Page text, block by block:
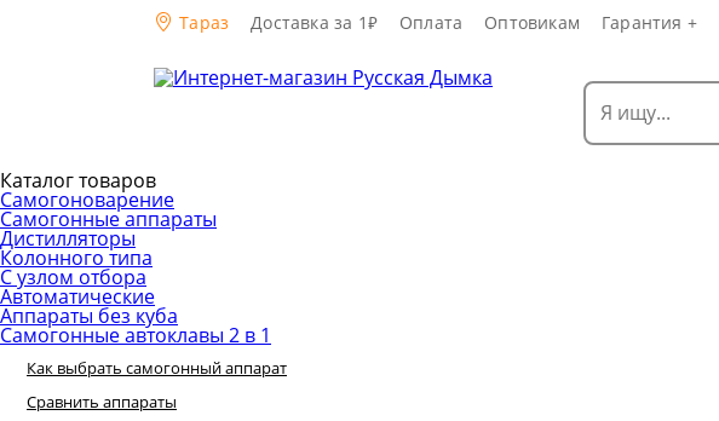
Тараз Доставка за 1₽ Оплата Оптовикам Гарантия +
Каталог товаров
Самогоноварение
Самогонные аппараты
Дистилляторы
Колонного типа
С узлом отбора
Автоматические
Аппараты без куба
Самогонные автоклавы 2 в 1
Как выбрать самогонный аппарат
Сравнить аппараты